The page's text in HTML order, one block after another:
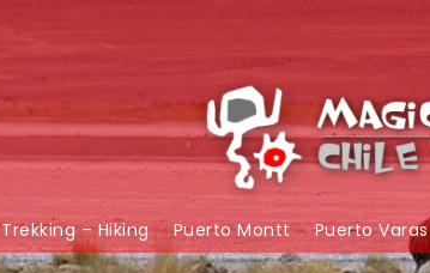
Trekking – Hiking Puerto Montt Puerto Varas